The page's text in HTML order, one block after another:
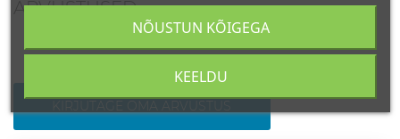
ARVUSTUSED
KIRJUTAGE OMA ARVUSTUS
KEELDU
NÕUSTUN KÕIGEGA